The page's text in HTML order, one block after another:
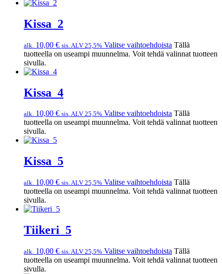
Kissa_2
alk. 10,00 € sis. ALV 25,5% Valitse vaihtoehdoista Tällä
tuotteella on useampi muunnelma. Voit tehdä valinnat tuotteen
sivulla.
Kissa_4
alk. 10,00 € sis. ALV 25,5% Valitse vaihtoehdoista Tällä
tuotteella on useampi muunnelma. Voit tehdä valinnat tuotteen
sivulla.
Kissa_5
alk. 10,00 € sis. ALV 25,5% Valitse vaihtoehdoista Tällä
tuotteella on useampi muunnelma. Voit tehdä valinnat tuotteen
sivulla.
Tiikeri_5
alk. 10,00 € sis. ALV 25,5% Valitse vaihtoehdoista Tällä
tuotteella on useampi muunnelma. Voit tehdä valinnat tuotteen
sivulla.